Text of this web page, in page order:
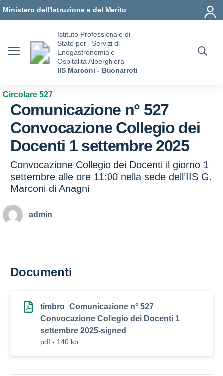
Ministero dell'Istruzione e del Merito
Istituto Professionale di
Stato per i Servizi di
Enogastronomia e
Ospitalità Alberghiera
IIS Marconi - Buonarroti
Circolare 527
Comunicazione n° 527
Convocazione Collegio dei
Docenti 1 settembre 2025
Convocazione Collegio dei Docenti il giorno 1
settembre alle ore 11:00 nella sede dell’IIS G.
Marconi di Anagni
admin
Documenti
timbro_Comunicazione n° 527
Convocazione Collegio dei Docenti 1
settembre 2025-signed
pdf - 140 kb